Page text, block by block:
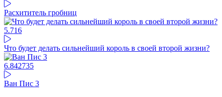
Расхититель гробниц
5.716
Что будет делать сильнейший король в своей второй жизни?
6.842735
Ван Пис 3